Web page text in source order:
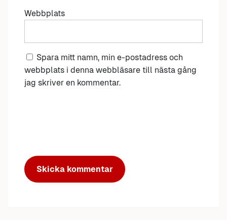
Webbplats
Spara mitt namn, min e-postadress och
webbplats i denna webbläsare till nästa gång
jag skriver en kommentar.